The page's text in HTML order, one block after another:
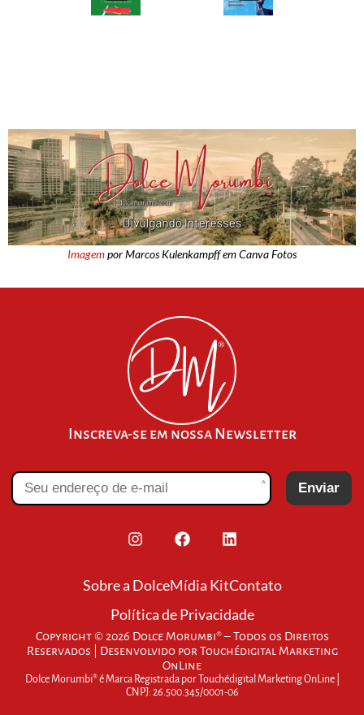
Imagempor Marcos Kulenkampff em Canva Fotos
Inscreva-se em nossa Newsletter
* Enviar
Sobre a DolceMídia KitContato
Política de Privacidade
Copyright © 2026 Dolce Morumbi® – Todos os Direitos
Reservados | Desenvolvido por Touchédigital Marketing
OnLine
Dolce Morumbi® é Marca Registrada por Touchédigital Marketing OnLine |
CNPJ: 26.500.345/0001-06